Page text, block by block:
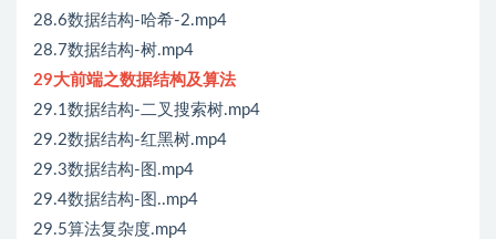
28.6数据结构-哈希-2.mp4
28.7数据结构-树.mp4
29大前端之数据结构及算法
29.1数据结构-二叉搜索树.mp4
29.2数据结构-红黑树.mp4
29.3数据结构-图.mp4
29.4数据结构-图..mp4
29.5算法复杂度.mp4